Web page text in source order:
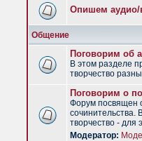
Опишем аудио/
Общение
Поговорим об
В этом разделе
творчество
Поговорим о
Форум посвящен
сочинительства.
творчество - для
Модератор: